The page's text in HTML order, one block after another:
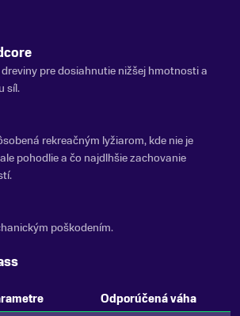
Zobraziť menej
pre dosiahnutie nižšej hmotnosti a
síl.
rekreačným lyžiarom, kde nie je
pohodlie a čo najdlhšie zachovanie
poškodením.
Odporúčená váha